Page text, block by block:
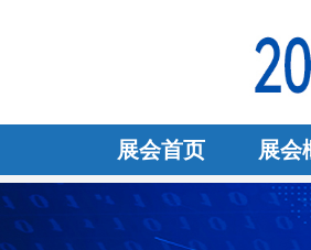
展会首页 展会